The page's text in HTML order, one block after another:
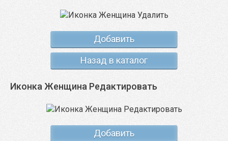
Добавить
Назад в каталог
Иконка Женщина Редактировать
Добавить